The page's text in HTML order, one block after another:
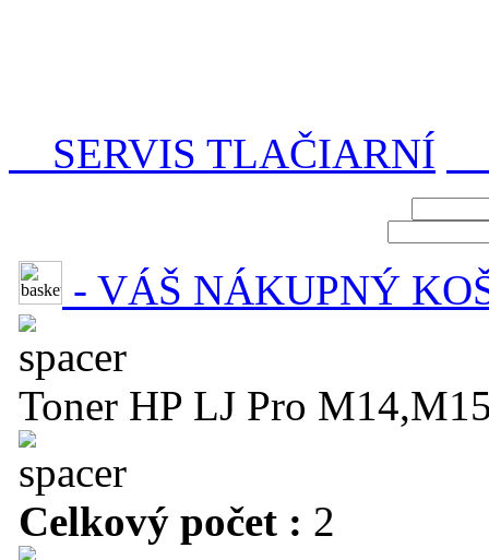
SERVIS TLAČIARNÍ
- VÁŠ NÁKUPNÝ
Toner HP LJ Pro
Celkový počet : 2